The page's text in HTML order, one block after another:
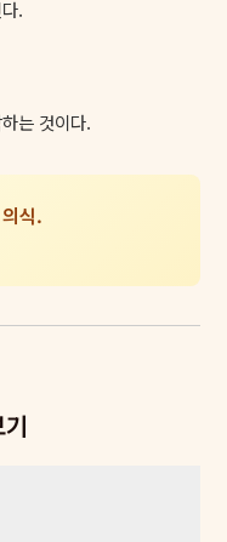
.
는 것이다.
식.